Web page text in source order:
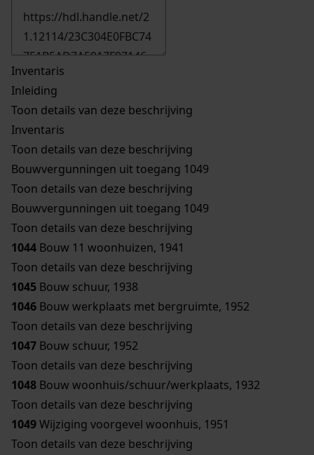
Inventaris
Inleiding
Toon details van deze beschrijving
Inventaris
Toon details van deze beschrijving
Bouwvergunningen uit toegang 1049
Toon details van deze beschrijving
Bouwvergunningen uit toegang 1049
Toon details van deze beschrijving
1044 Bouw 11 woonhuizen, 1941
Toon details van deze beschrijving
1045 Bouw schuur, 1938
1046 Bouw werkplaats met bergruimte, 1952
Toon details van deze beschrijving
1047 Bouw schuur, 1952
Toon details van deze beschrijving
1048 Bouw woonhuis/schuur/werkplaats, 1932
Toon details van deze beschrijving
1049Wijziging voorgevel woonhuis, 1951
Toon details van deze beschrijving